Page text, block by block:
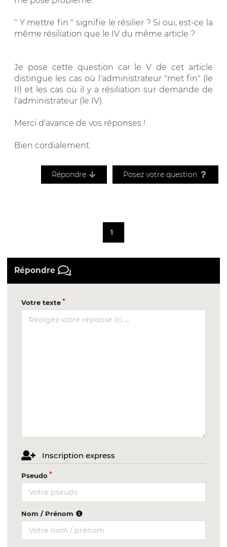
" Y mettre fin " signifie le résilier ? Si oui, est-ce la
même résiliation que le IV du même article ?
Je pose cette question car le V de cet article
distingue les cas où l'administrateur "met fin" (le
II) et les cas où il y a résiliation sur demande de
l'administrateur (le IV).
Merci d'avance de vos réponses !
Bien cordialement
Répondre Posez votre question
1
Répondre
Votre texte
Inscription express
Pseudo
Nom / Prénom